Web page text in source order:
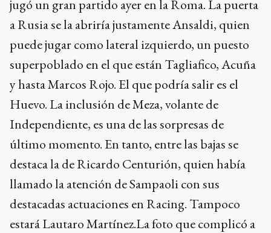
jugó un gran partido ayer en la Roma. La puerta
a Rusia se la abriría justamente Ansaldi, quien
puede jugar como lateral izquierdo, un puesto
superpoblado en el que están Tagliafico, Acuña
y hasta Marcos Rojo. El que podría salir es el
Huevo. La inclusión de Meza, volante de
Independiente, es una de las sorpresas de
último momento. En tanto, entre las bajas se
destaca la de Ricardo Centurión, quien había
llamado la atención de Sampaoli con sus
destacadas actuaciones en Racing. Tampoco
estará Lautaro Martínez.La foto que complicó a